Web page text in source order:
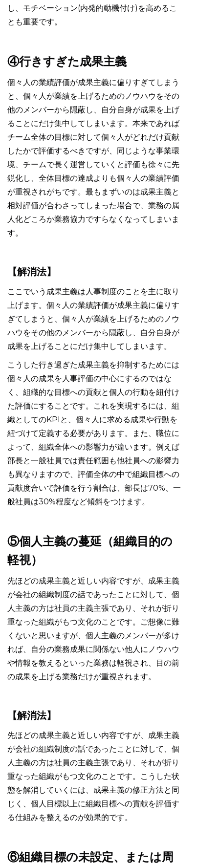
し、モチベーション(内発的動機付け)を高めるこ
とも重要です。
④行きすぎた成果主義
個々人の業績評価が成果主義に偏りすぎてしまう
と、個々人が業績を上げるためのノウハウをその
他のメンバーから隠蔽し、自分自身が成果を上げ
ることにだけ集中してしまいます。本来であれば
チーム全体の目標に対して個々人がどれだけ貢献
したかで評価するべきですが、同じような事業環
境、チームで長く運営していくと評価も徐々に先
鋭化し、全体目標の達成よりも個々人の業績評価
が重視されがちです。最もまずいのは成果主義と
相対評価が合わさってしまった場合で、業務の属
人化どころか業務協力ですらなくなってしまいま
す。
【解消法】
ここでいう成果主義は人事制度のことを主に取り
上げます。個々人の業績評価が成果主義に偏りす
ぎてしまうと、個々人が業績を上げるためのノウ
ハウをその他のメンバーから隠蔽し、自分自身が
成果を上げることにだけ集中してしまいます。
こうした行き過ぎた成果主義を抑制するためには
個々人の成果を人事評価の中心にするのではな
く、組織的な目標への貢献と個人の行動を紐付け
た評価にすることです。これを実現するには、組
織としてのKPIと、個々人に求める成果や行動を
紐づけて定義する必要があります。また、職位に
よって、組織全体への影響力が違います。例えば
部長と一般社員では責任範囲も他社員への影響力
も異なりますので、評価全体の中で組織目標への
貢献度合いで評価を行う割合は、部長は70%、一
般社員は30%程度など傾斜をつけます。
⑤個人主義の蔓延（組織目的の
軽視）
先ほどの成果主義と近しい内容ですが、成果主義
が会社の組織制度の話であったことに対して、個
人主義の方は社員の主義主張であり、それが折り
重なった組織がもつ文化のことです。ご想像に難
くないと思いますが、個人主義のメンバーが多け
れば、自分の業務成果に関係ない他人にノウハウ
や情報を教えるといった業務は軽視され、目の前
の成果を上げる業務だけが重視されます。
【解消法】
先ほどの成果主義と近しい内容ですが、成果主義
が会社の組織制度の話であったことに対して、個
人主義の方は社員の主義主張であり、それが折り
重なった組織がもつ文化のことです。こうした状
態を解消していくには、成果主義の修正方法と同
じく、個人目標以上に組織目標への貢献を評価す
る仕組みを整えるのが効果的です。
⑥組織目標の未設定、または周